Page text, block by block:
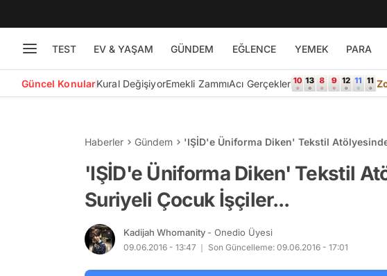
TEST EV & YAŞAM GÜNDEM EĞLENCE YEMEK PARA
Güncel KonularKural DeğişiyorEmekli ZammıAcı Gerçekler
Haberler Gündem 'IŞİD'e Üniforma Diken' Tekstil
'IŞİD'e Üniforma Diken' Tekstil
Suriyeli Çocuk İşçiler...
Kadijah Whomanity - Onedio Üyesi
09.06.2016 - 13:47 Son Güncelleme: 09.06.2016 - 17:01